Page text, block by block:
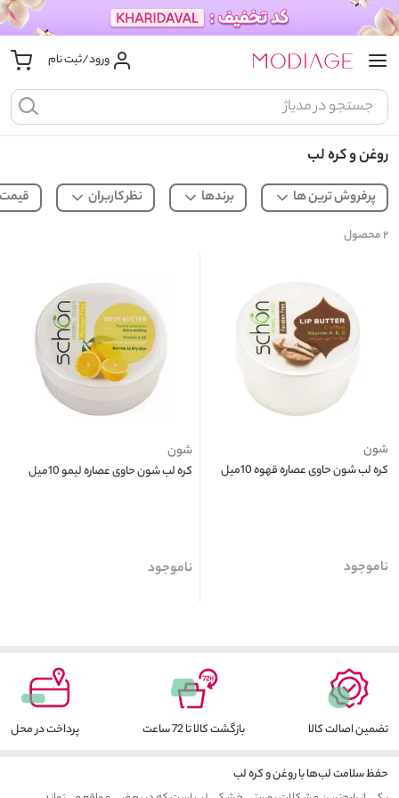
ورود/ثبت نام
روغن و کره لب
پرفروش ترین ها برندها نظر کاربران
۲محصول
شون
کره لب شون حاوی عصاره قهوه 10میل
ناموجود
شون
کره لب شون حاوی عصاره لیمو 10میل
ناموجود
تضمین اصالت کالا بازگشت کالا تا 72 ساعت پرداخت در محل
حفظ سلامت لب‌ها با روغن و کره لب